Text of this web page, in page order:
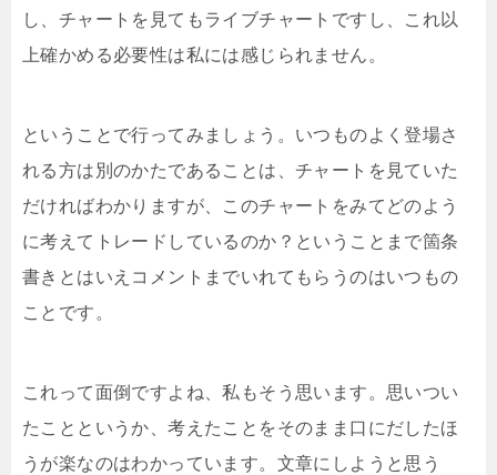
し、チャートを見てもライブチャートですし、これ以
上確かめる必要性は私には感じられません。
ということで行ってみましょう。いつものよく登場さ
れる方は別のかたであることは、チャートを見ていた
だければわかりますが、このチャートをみてどのよう
に考えてトレードしているのか？ということまで箇条
書きとはいえコメントまでいれてもらうのはいつもの
ことです。
これって面倒ですよね、私もそう思います。思いつい
たことというか、考えたことをそのまま口にだしたほ
うが楽なのはわかっています。文章にしようと思う